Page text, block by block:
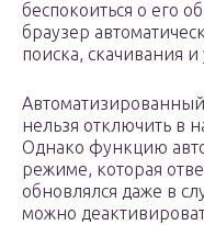
беспокоиться о его
браузер
поиска, скачивания
нельзя отключить в
Однако функцию
режиме, которая
обновлялся даже в
можно